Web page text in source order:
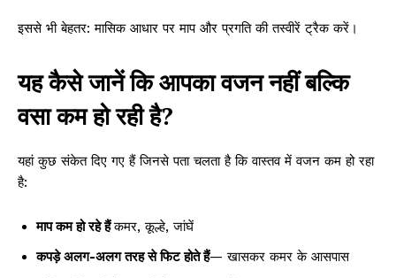
इससे भी बेहतर: मासिक आधार पर माप और प्रगति की तस्वीरें ट्रैक करें।
यह कैसे जानें कि आपका वजन नहीं बल्कि
वसा कम हो रही है?
यहां कुछ संकेत दिए गए हैं जिनसे पता चलता है कि वास्तव में वजन कम हो रहा
है:
माप कम हो रहे हैंकमर, कूल्हे, जांघें
कपड़े अलग-अलग तरह से फिट होते हैं— खासकर कमर के आसपास